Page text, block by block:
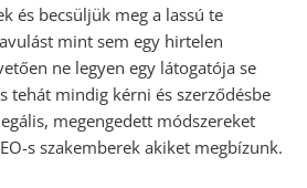
és becsüljük meg a lassú te
mint sem egy hirtelen
ne legyen egy látogatója se
tehát mindig kérni és szerződésbe
megengedett módszereket
s szakemberek akiket megbízunk.